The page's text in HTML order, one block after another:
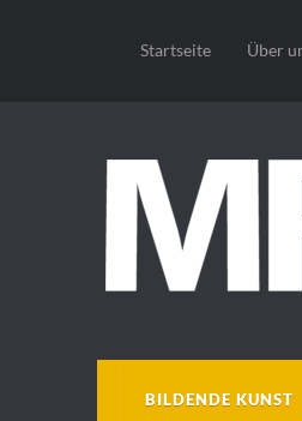
Startseite Über
BILDENDE KUNST